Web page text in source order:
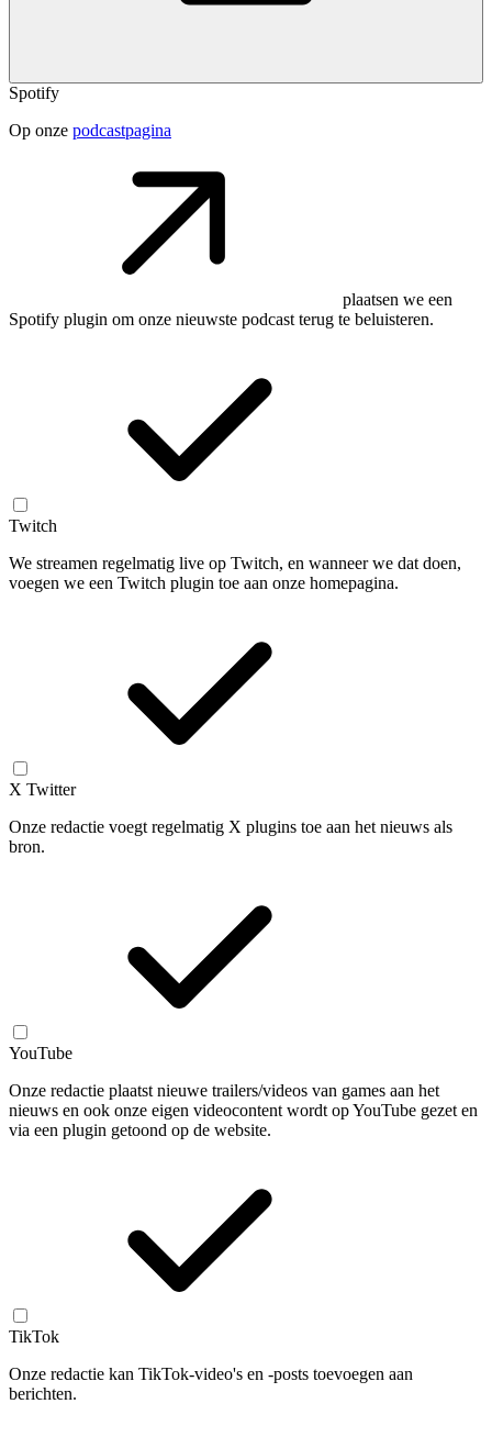
Spotify
Op onze podcastpagina
plaatsen we een
Spotify plugin om onze nieuwste podcast terug te beluisteren.
Twitch
We streamen regelmatig live op Twitch, en wanneer we dat doen,
voegen we een Twitch plugin toe aan onze homepagina.
X Twitter
Onze redactie voegt regelmatig X plugins toe aan het nieuws als
bron.
YouTube
Onze redactie plaatst nieuwe trailers/videos van games aan het
nieuws en ook onze eigen videocontent wordt op YouTube gezet en
via een plugin getoond op de website.
TikTok
Onze redactie kan TikTok-video's en -posts toevoegen aan
berichten.